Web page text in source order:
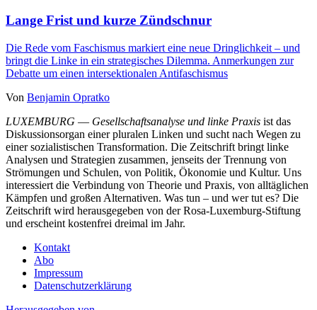
Lange Frist und kurze Zündschnur
Die Rede vom Faschismus markiert eine neue Dringlichkeit – und
bringt die Linke in ein strategisches Dilemma. Anmerkungen zur
Debatte um einen intersektionalen Antifaschismus
Von Benjamin Opratko
LUXEMBURG — Gesellschaftsanalyse und linke Praxis ist das
Diskussionsorgan einer pluralen Linken und sucht nach Wegen zu
einer sozialistischen Transformation. Die Zeitschrift bringt linke
Analysen und Strategien zusammen, jenseits der Trennung von
Strömungen und Schulen, von Politik, Ökonomie und Kultur. Uns
interessiert die Verbindung von Theorie und Praxis, von alltäglichen
Kämpfen und großen Alternativen. Was tun – und wer tut es? Die
Zeitschrift wird herausgegeben von der Rosa-Luxemburg-Stiftung
und erscheint kostenfrei dreimal im Jahr.
Kontakt
Abo
Impressum
Datenschutzerklärung